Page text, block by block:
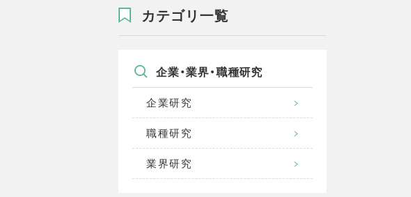
カテゴリ一覧
企業・業界・職種研究
企業研究
職種研究
業界研究